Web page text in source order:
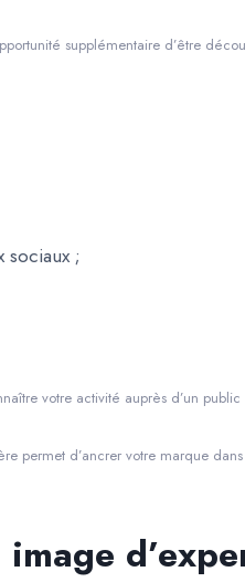
supplémentaire d’être
sociaux ;
votre activité auprès d’un public
permet d’ancrer votre marque dans